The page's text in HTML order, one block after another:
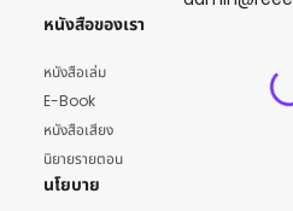
หนังสือของเรา
หนังสือเล่ม
E-Book
หนังสือเสียง
นิยายรายตอน
นโยบาย